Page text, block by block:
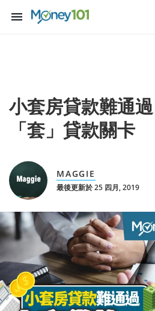
menu
小套房貸款難通
「套」貸款關卡
MAGGIE
最後更新於 25 四月, 2019